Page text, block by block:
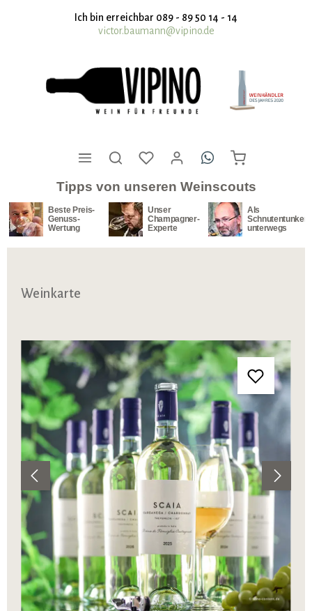
springenIch bin erreichbar 089 - 89 50 14 - 14
victor.baumann@vipino.de
Tipps von unseren Weinscouts
Beste Preis-
Genuss-
Wertung
Unser
Champagner-
Experte
Als
Schnutentunker
unterwegs
Weinkarte
Bildergalerie überspringen